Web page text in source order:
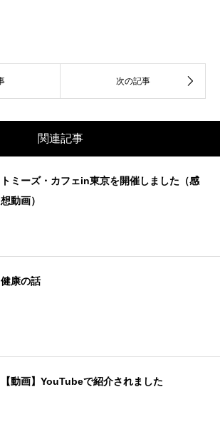
関連記事
トミーズ・カフェin東京を開催しました（感
想動画）
健康の話
【動画】YouTubeで紹介されました